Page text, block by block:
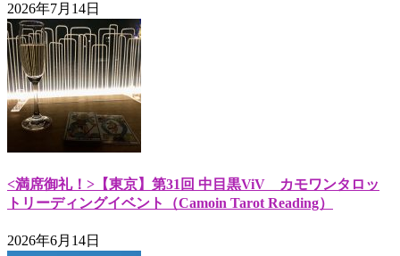
2026年7月14日
<満席御礼！>【東京】第31回 中目黒ViV カモワンタロッ
トリーディングイベント（Camoin Tarot Reading）
2026年6月14日